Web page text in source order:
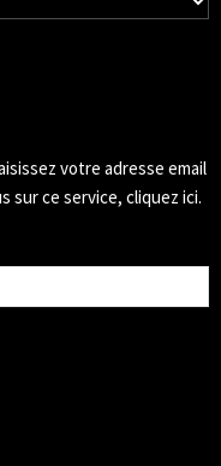
votre adresse email
sur ce service, cliquez ici.